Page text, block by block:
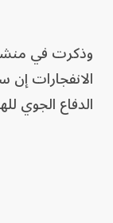
وذكرت في
الانفجارات
الدفاع الجوي